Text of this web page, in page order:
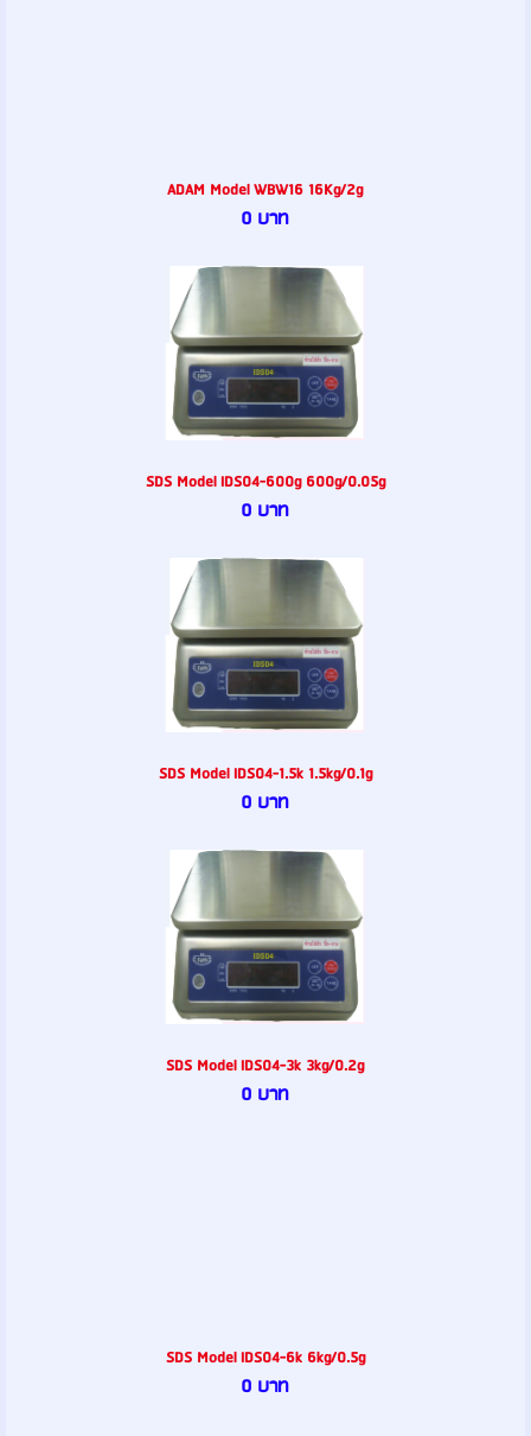
ADAM Model WBW16 16Kg/2g
0 บาท
SDS Model IDS04-600g 600g/0.05g
0 บาท
SDS Model IDS04-1.5k 1.5kg/0.1g
0 บาท
SDS Model IDS04-3k 3kg/0.2g
0 บาท
SDS Model IDS04-6k 6kg/0.5g
0 บาท